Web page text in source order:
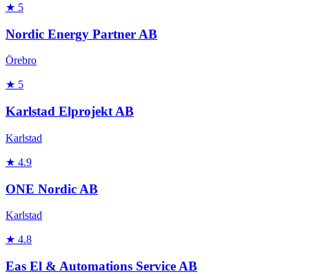
★ 5
Nordic Energy Partner AB
Örebro
★ 5
Karlstad Elprojekt AB
Karlstad
★ 4.9
ONE Nordic AB
Karlstad
★ 4.8
Eas El & Automations Service AB